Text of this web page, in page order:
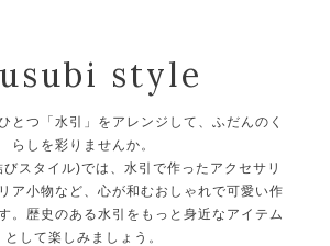
style
とつ「水引」をアレンジして、ふだんのく
らしを彩りませんか。
スタイル)では、水引で作ったアクセサリ
ア小物など、心が和むおしゃれで可愛い作
。歴史のある水引をもっと身近なアイテム
として楽しみましょう。